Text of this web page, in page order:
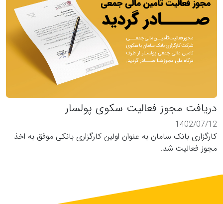
دریافت مجوز فعالیت سکوی پولسار
1402/07/12
کارگزاری بانک سامان به عنوان اولین کارگزاری بانکی موفق به اخذ
مجوز فعالیت شد.